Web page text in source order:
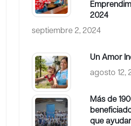
2024
septiembre 2, 2024
Un Amor
agosto 12,
Más de
que